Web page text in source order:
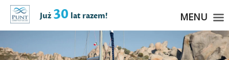
Już30 lat razem! MENU